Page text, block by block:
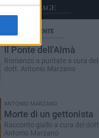
DI RECENTE
Il Ponte dell'Almà
Romanzo a puntate a cura del
dott. Antonio Marzano
ANTONIO MARZANO
Morte di un gettonista
Racconto giallo a cura del dott.
Antonio Marzano